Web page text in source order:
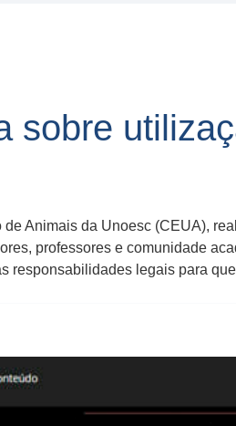
sobre
Animais da Unoesc (CEUA),
professores e comunidade
responsabilidades legais para